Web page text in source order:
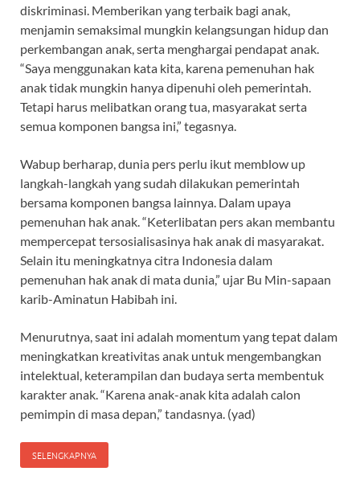
diskriminasi. Memberikan yang terbaik bagi anak,
menjamin semaksimal mungkin kelangsungan hidup dan
perkembangan anak, serta menghargai pendapat anak.
“Saya menggunakan kata kita, karena pemenuhan hak
anak tidak mungkin hanya dipenuhi oleh pemerintah.
Tetapi harus melibatkan orang tua, masyarakat serta
semua komponen bangsa ini,” tegasnya.
Wabup berharap, dunia pers perlu ikut memblow up
langkah-langkah yang sudah dilakukan pemerintah
bersama komponen bangsa lainnya. Dalam upaya
pemenuhan hak anak. “Keterlibatan pers akan membantu
mempercepat tersosialisasinya hak anak di masyarakat.
Selain itu meningkatnya citra Indonesia dalam
pemenuhan hak anak di mata dunia,” ujar Bu Min-sapaan
karib-Aminatun Habibah ini.
Menurutnya, saat ini adalah momentum yang tepat dalam
meningkatkan kreativitas anak untuk mengembangkan
intelektual, keterampilan dan budaya serta membentuk
karakter anak. “Karena anak-anak kita adalah calon
pemimpin di masa depan,” tandasnya. (yad)
SELENGKAPNYA